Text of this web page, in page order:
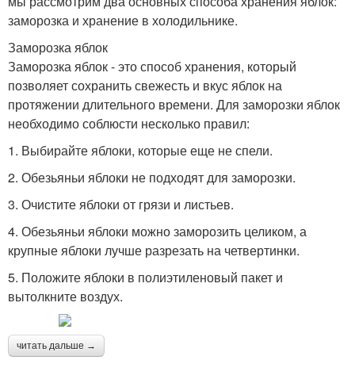
заморозка и хранение в холодильнике.
Заморозка яблок
Заморозка яблок - это способ хранения, который
позволяет сохранить свежесть и вкус яблок на
протяжении длительного времени. Для заморозки яблок
необходимо соблюсти несколько правил:
1. Выбирайте яблоки, которые еще не спели.
2. Обезьяньи яблоки не подходят для заморозки.
3. Очистите яблоки от грязи и листьев.
4. Обезьяньи яблоки можно заморозить целиком, а
крупные яблоки лучше разрезать на четвертинки.
5. Положите яблоки в полиэтиленовый пакет и
вытолкните воздух.
читать дальше →